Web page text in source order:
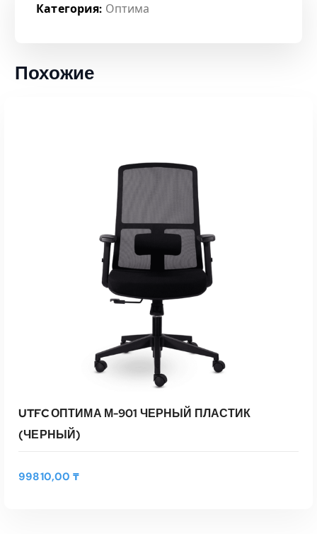
Категория: Оптима
Похожие
UTFC ОПТИМА М-901 ЧЕРНЫЙ ПЛАСТИК
(ЧЕРНЫЙ)
99810,00₸